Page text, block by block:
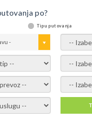
po?
Tipu putovanja
- - izaberi
- izaberi
- -
-